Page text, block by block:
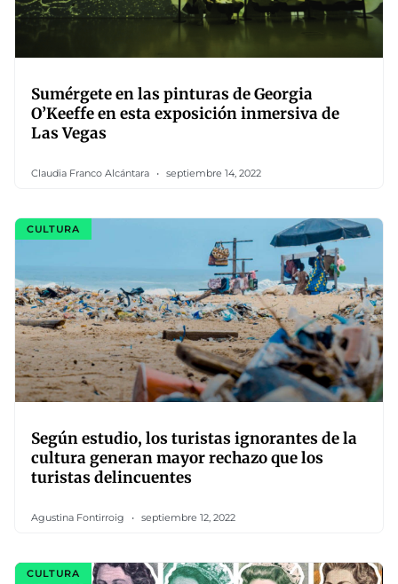
Sumérgete en las pinturas de Georgia
O’Keeffe en esta exposición inmersiva de
Las Vegas
Claudia Franco Alcántara septiembre 14, 2022
CULTURA
Según estudio, los turistas ignorantes de la
cultura generan mayor rechazo que los
turistas delincuentes
Agustina Fontirroig septiembre 12, 2022
CULTURA